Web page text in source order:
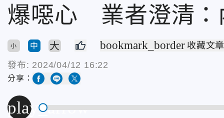
爆噁心 業者澄清：
小 中 大 bookmark_border 收藏文
發布: 2024/04/12 16:22
分享：
play_arrow